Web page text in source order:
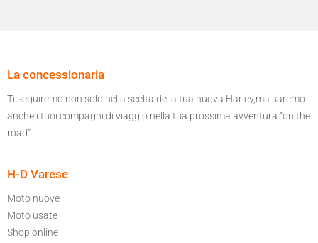
La concessionaria
Ti seguiremo non solo nella scelta della tua nuova Harley,ma saremo
anche i tuoi compagni di viaggio nella tua prossima avventura “on the
road”
H-D Varese
Moto nuove
Moto usate
Shop online